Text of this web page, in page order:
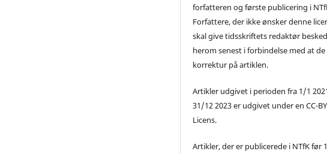
forfatteren og første publicering i
Forfattere, der ikke ønsker denne
skal give tidsskriftets redaktør besked
herom senest i forbindelse med at
korrektur på artiklen.
Artikler udgivet i perioden fra 1/1
31/12 2023 er udgivet under en CC-
Licens.
Artikler, der er publicerede i NTfK før